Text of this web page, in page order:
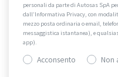
personali da parte di Autosas SpA
dall’Informativa Privacy, con
mezzo posta ordinaria o email,
messaggistica istantanea), e
app).
Acconsento Non